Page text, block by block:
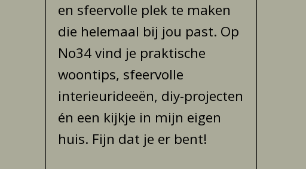
en sfeervolle plek te maken
die helemaal bij jou past. Op
No34 vind je praktische
woontips, sfeervolle
interieurideeën, diy-projecten
én een kijkje in mijn eigen
huis. Fijn dat je er bent!